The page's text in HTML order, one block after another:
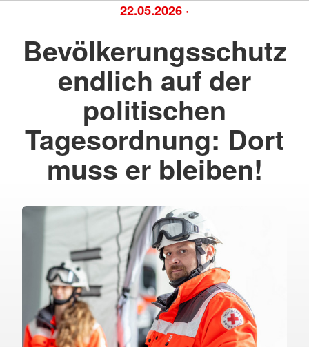
22.05.2026 ·
Bevölkerungsschutz
endlich auf der
politischen
Tagesordnung: Dort
muss er bleiben!